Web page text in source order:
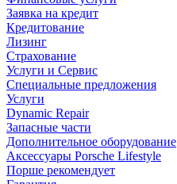
Заявка на кредит
Кредитование
Лизинг
Страхование
Услуги и Сервис
Специальные предложения
Услуги
Dynamic Repair
Запасные части
Дополнительное оборудование
Аксессуары Porsche Lifestyle
Порше рекомендует